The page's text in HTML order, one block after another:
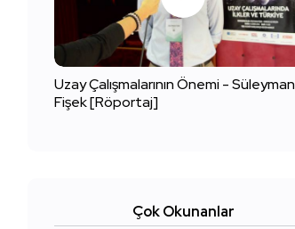
Uzay Çalışmalarının Önemi - Süleyman
Fişek [Röportaj]
Çok Okunanlar